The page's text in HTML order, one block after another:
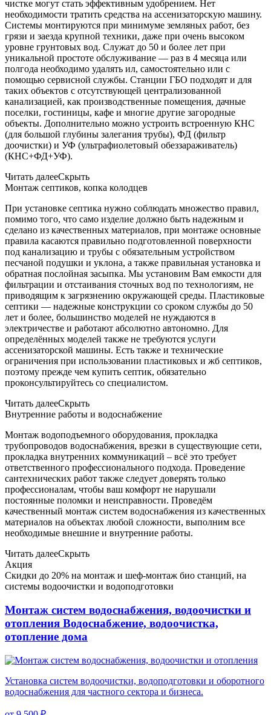
чистке могут стать эффективным удобрением. Нет
необходимости тратить средства на ассенизаторскую машину.
Системы монтируются при минимуме земляных работ, без
грязи и заезда крупной техники, даже при очень высоком
уровне грунтовых вод. Служат до 50 и более лет при
уникальной простоте обслуживание — раз в 4 месяца или
полгода необходимо удалять ил, самостоятельно или с
помощью сервисной службы. Станции ГБО подходят и для
таких объектов с отсутствующей централизованной
канализацией, как производственные помещения, дачные
поселки, гостиницы, кафе и многие другие загородные
объекты. Дополнительно можно устроить встроенную КНС
(для большой глубины залегания трубы), ФД (фильтр
доочистки) и УФ (ультрафиолетовый обеззараживатель)
(КНС+ФД+УФ).
Читать далееСкрыть
Монтаж септиков, копка колодцев
При установке септика нужно соблюдать множество правил,
помимо того, что само изделие должно быть надежным и
сделано из качественных материалов, при монтаже основные
правила касаются правильно подготовленной поверхности
под канализацию и трубы с обязательным устройством
песчаной подушки и уклона, а также правильная установка и
обратная послойная засыпка. Мы установим Вам емкости для
фильтрации и отстаивания сточных вод по технологиям, не
приводящим к загрязнению окружающей среды. Пластиковые
септики — надежные конструкции со сроком службы до 50
лет и более, большинство моделей не нуждаются в
электричестве и работают абсолютно автономно. Для
определённых моделей также не требуются услуги
ассенизаторской машины. Есть также и технические
ограничения при использовании пластиковых и жб септиков,
поэтому прежде чем купить септик, обязательно
проконсультируйтесь со специалистом.
Читать далееСкрыть
Внутренние работы и водоснабжение
Монтаж водоподъемного оборудования, прокладка
трубопроводов водоснабжения, врезки в существующие сети,
прокладка внутренних коммуникаций – всё это требует
ответственного профессионального подхода. Проведение
сантехнических работ также следует доверять только
профессионалам, чтобы ваш комфорт не нарушали
постоянные поломки и неисправности. Проведём
качественный монтаж систем водоснабжения из качественных
материалов на объектах любой сложности, выполним все
необходимые внешние и внутренние работы.
Читать далееСкрыть
Акция
Скидки до 20% на монтаж и шеф-монтаж био станций, на
системы водоочистки и водоподготовки
Монтаж систем водоснабжения, водоочистки и
отопления Водоснабжение, водоочистка,
отопление дома
Установка систем водоочистки, водоподготовки и оборотного
водоснабжения для частного сектора и бизнеса.